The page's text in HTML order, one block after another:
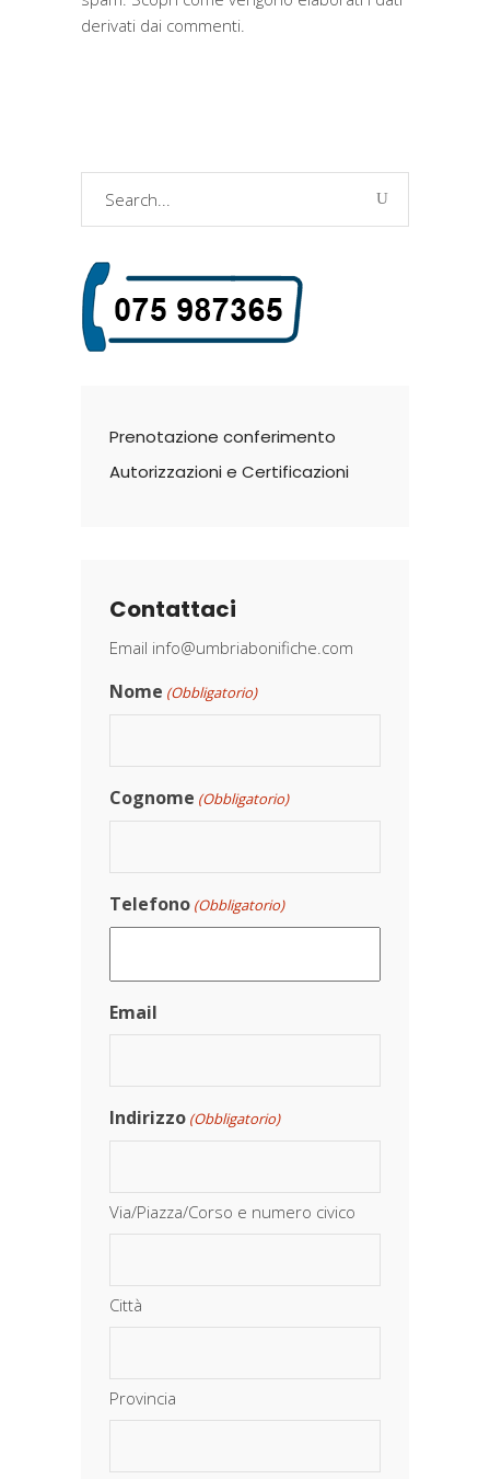
derivati dai commenti.
Prenotazione conferimento
Autorizzazioni e Certificazioni
Contattaci
Email info@umbriabonifiche.com
Nome (Obbligatorio)
Cognome (Obbligatorio)
Telefono (Obbligatorio)
Email
Indirizzo (Obbligatorio)
Via/Piazza/Corso e numero civico
Città
Provincia